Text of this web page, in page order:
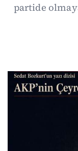
partide